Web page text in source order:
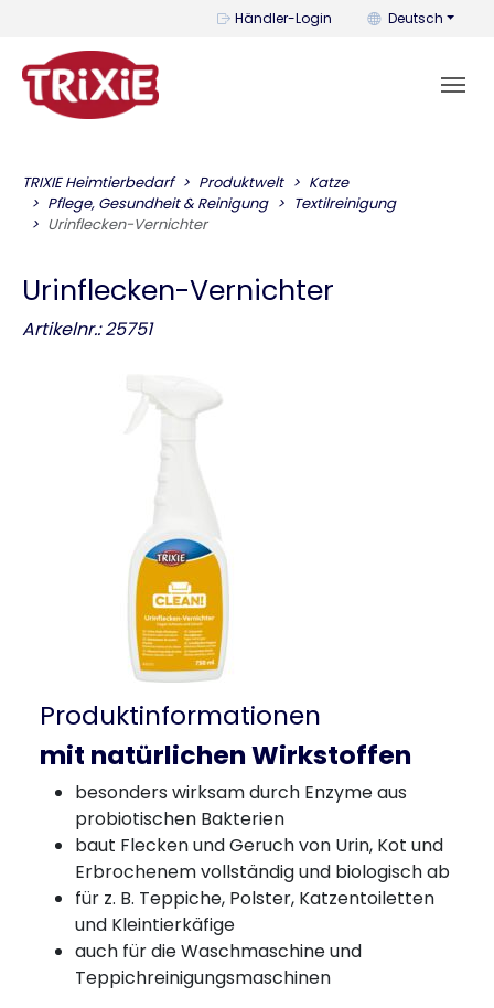
Händler-Login Mit diesem
Deutsch
TRIXIE Heimtierbedarf Produktwelt
Katze
Pflege, Gesundheit & Reinigung
Textilreinigung
Urinflecken-Vernichter
Urinflecken-Vernichter
Artikelnr.: 25751
Produktinformationen
mit natürlichen Wirkstoffen
besonders wirksam durch Enzyme aus
probiotischen Bakterien
baut Flecken und Geruch von Urin, Kot und
Erbrochenem vollständig und biologisch ab
für z. B. Teppiche, Polster, Katzentoiletten
und Kleintierkäfige
auch für die Waschmaschine und
Teppichreinigungsmaschinen